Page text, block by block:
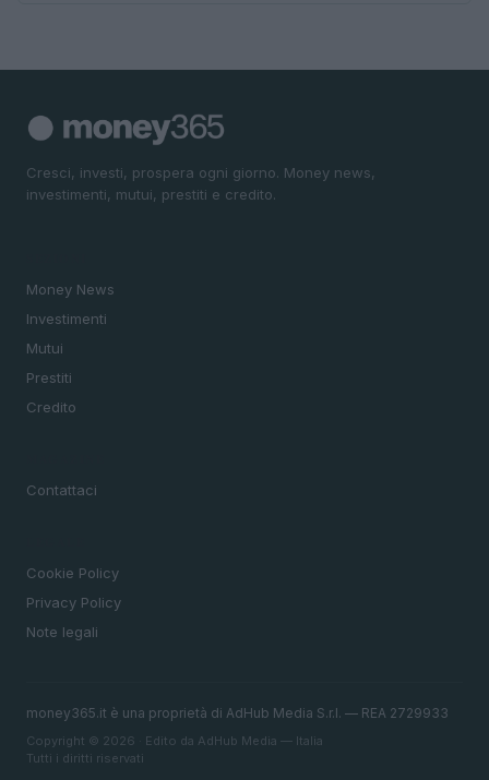
Cresci, investi, prospera ogni giorno. Money news,
investimenti, mutui, prestiti e credito.
Money News
Investimenti
Mutui
Prestiti
Credito
Contattaci
Cookie Policy
Privacy Policy
Note legali
money365.it è una proprietà di AdHub Media S.r.l. — REA 2729933
Copyright © 2026 · Edito da AdHub Media — Italia
Tutti i diritti riservati